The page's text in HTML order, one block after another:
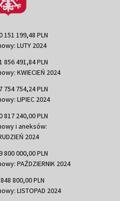
199,48 PLN
LUTY 2024
491,84 PLN
KWIECIEŃ 2024
754,24 PLN
LIPIEC 2024
240,00 PLN
i aneksów:
2024
000,00 PLN
PAŹDZIERNIK 2024
800,00 PLN
LISTOPAD 2024